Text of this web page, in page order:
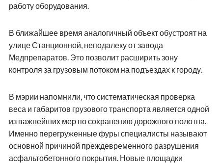
работу оборудования.
В ближайшее время аналогичный объект обустроят на
улице Станционной, неподалеку от завода
Медпрепаратов. Это позволит расширить зону
контроля за грузовым потоком на подъездах к городу.
В мэрии напомнили, что систематическая проверка
веса и габаритов грузового транспорта является одной
из важнейших мер по сохранению дорожного полотна.
Именно перегруженные фуры специалисты называют
основной причиной преждевременного разрушения
асфальтобетонного покрытия. Новые площадки